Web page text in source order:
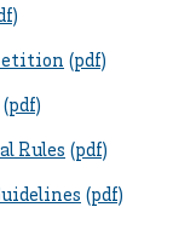
Rules